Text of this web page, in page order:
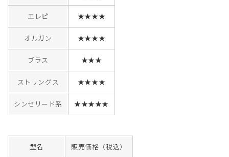
エレピ ★★★★
オルガン ★★★★
ブラス ★★★
ストリングス ★★★★
シンセリード系 ★★★★★
型名 販売価格（税込）